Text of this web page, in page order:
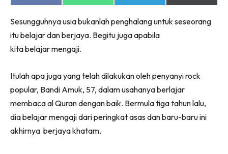
on
on
on
on
(Twitter)
Sesungguhnya usia bukanlah penghalang untuk seseorang
itu belajar dan berjaya. Begitu juga apabila
kita belajar mengaji.
Itulah apa juga yang telah dilakukan oleh penyanyi rock
popular, Bandi Amuk, 57, dalam usahanya berlajar
membaca al Quran dengan baik. Bermula tiga tahun lalu,
dia belajar mengaji dari peringkat asas dan baru-baru ini
akhirnya berjaya khatam.